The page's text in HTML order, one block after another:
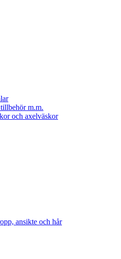
m.m.
och axelväskor
ansikte och hår